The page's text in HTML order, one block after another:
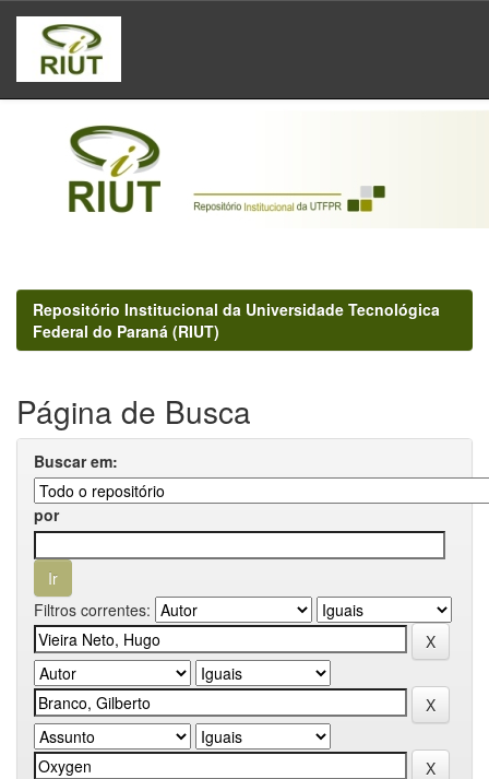
Skip
navigation
Repositório Institucional da Universidade Tecnológica
Federal do Paraná (RIUT)
Página de Busca
Buscar em:
por
Filtros correntes: